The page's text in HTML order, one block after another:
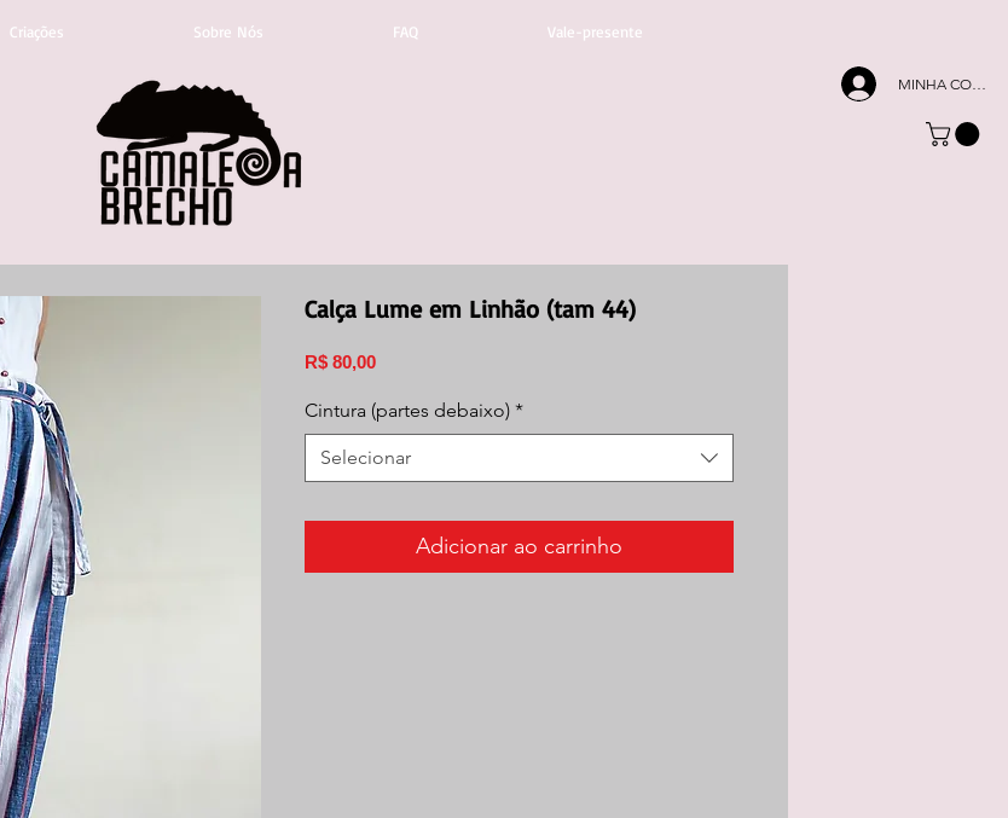
Criações Sobre Nós FAQ Vale-presente
MINHA CONTA
Calça Lume em Linhão (tam 44)
R$ 80,00Preço
Cintura (partes debaixo) *
Selecionar
Adicionar ao carrinho